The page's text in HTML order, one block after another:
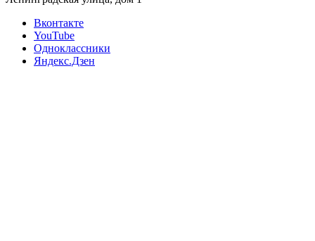
Вконтакте
YouTube
Одноклассники
Яндекс.Дзен